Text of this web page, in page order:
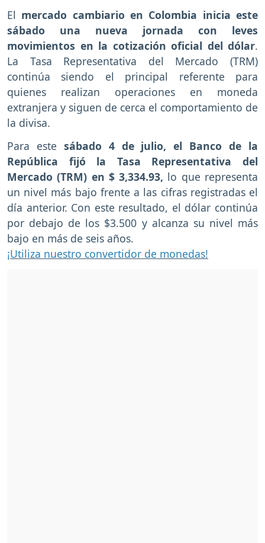
El mercado cambiario en Colombia inicia este
sábado una nueva jornada con leves
movimientos en la cotización oficial del dólar.
La Tasa Representativa del Mercado (TRM)
continúa siendo el principal referente para
quienes realizan operaciones en moneda
extranjera y siguen de cerca el comportamiento de
la divisa.
Para este sábado 4 de julio, el Banco de la
República fijó la Tasa Representativa del
Mercado (TRM) en $ 3,334.93, lo que representa
un nivel más bajo frente a las cifras registradas el
día anterior. Con este resultado, el dólar continúa
por debajo de los $3.500 y alcanza su nivel más
bajo en más de seis años.
¡Utiliza nuestro convertidor de monedas!